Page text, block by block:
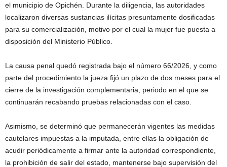
el municipio de Opichén. Durante la diligencia, las autoridades
localizaron diversas sustancias ilícitas presuntamente dosificadas
para su comercialización, motivo por el cual la mujer fue puesta a
disposición del Ministerio Público.
La causa penal quedó registrada bajo el número 66/2026, y como
parte del procedimiento la jueza fijó un plazo de dos meses para el
cierre de la investigación complementaria, periodo en el que se
continuarán recabando pruebas relacionadas con el caso.
Asimismo, se determinó que permanecerán vigentes las medidas
cautelares impuestas a la imputada, entre ellas la obligación de
acudir periódicamente a firmar ante la autoridad correspondiente,
la prohibición de salir del estado, mantenerse bajo supervisión del